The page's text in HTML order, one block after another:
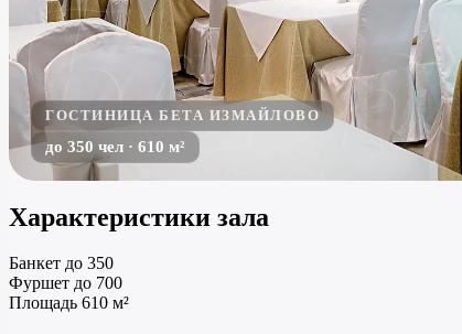
ГОСТИНИЦА БЕТА ИЗМАЙЛОВО
до 350 чел · 610 м²
Характеристики зала
Банкет до 350
Фуршет до 700
Площадь 610 м²